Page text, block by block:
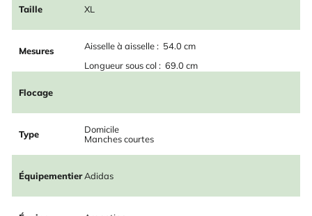
Taille XL
Mesures
Aisselle à aisselle : 54.0 cm
Longueur sous col : 69.0 cm
Flocage
Type
Domicile
Manches courtes
ÉquipementierAdidas